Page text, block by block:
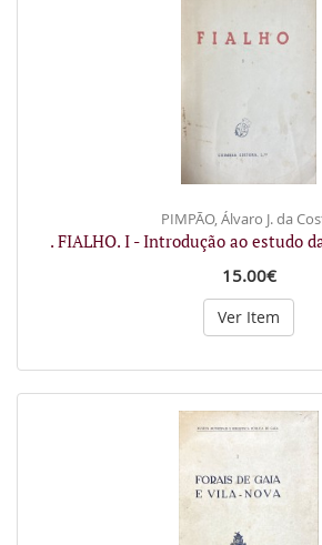
PIMPÃO, Álvaro J. da
. FIALHO. I - Introdução ao estudo
15.00€
Ver Item